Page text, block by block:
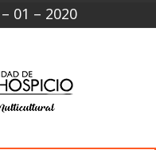
01 – 2020